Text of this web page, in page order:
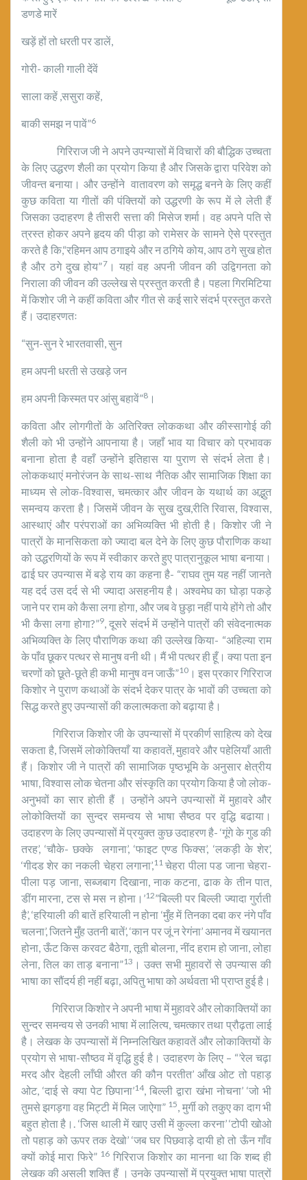
डणडे मारें
खड़ें हों तो धरती पर डालें,
गोरी- काली गाली देंवें
साला कहें ,ससुरा कहें,
बाकी समझ न पावें”6
गिरिराज जी ने अपने उपन्यासों में विचारों की बौद्धिक उच्चता
के लिए उद्धरण शैली का प्रयोग किया है और जिसके द्वारा परिवेश को
जीवन्त बनाया। और उन्होंने वातावरण को समृद्ध बनने के लिए कहीं
कुछ कविता या गीतों की पंक्तियों को उद्धरणी के रूप में ले लेती हैं
जिसका उदाहरण है तीसरी सत्ता की मिसेज शर्मा। वह अपने पति से
त्रस्त होकर अपने हृदय की पीड़ा को रामेसर के सामने ऐसे प्रस्तुत
करते है कि,“रहिमन आप ठगाइये और न ठगिये कोय, आप ठगे सुख होत
है और ठगे दुख होय”7। यहां वह अपनी जीवन की उद्विगनता को
निराला की जीवन की उल्लेख से प्रस्तुत करती है। पहला गिरमिटिया
में किशोर जी ने कहीं कविता और गीत से कई सारे संदर्भ प्रस्तुत करते
हैं। उदाहरणतः
“सुन-सुन रे भारतवासी, सुन
हम अपनी धरती से उखड़े जन
हम अपनी किस्मत पर आंसु बहावें”8 ।
कविता और लोगगीतों के अतिरिक्त लोककथा और कीस्सागोई की
शैली को भी उन्होंने आपनाया है। जहाँ भाव या विचार को प्रभावक
बनाना होता है वहाँ उन्होंने इतिहास या पुराण से संदर्भ लेता है।
लोककथाएं मनोरंजन के साथ-साथ नैतिक और सामाजिक शिक्षा का
माध्यम से लोक-विश्वास, चमत्कार और जीवन के यथार्थ का अद्भुत
समन्वय करता है। जिसमें जीवन के सुख दुख,रीति रिवास, विश्वास,
आस्थाएं और परंपराओं का अभिव्यक्ति भी होती है। किशोर जी ने
पात्रों के मानसिकता को ज्यादा बल देने के लिए कुछ पौराणिक कथा
को उद्धरणियों के रूप में स्वीकार करते हुए पात्रानुकूल भाषा बनाया।
ढाई घर उपन्यास में बड़े राय का कहना है- “राघव तुम यह नहीं जानते
यह दर्द उस दर्द से भी ज्यादा असहनीय है। अश्वमेघ का घोड़ा पकड़े
जाने पर राम को कैसा लगा होगा, और जब वे छुड़ा नहीं पाये होंगे तो और
भी कैसा लगा होगा?”9, दूसरे संदर्भ में उन्होंने पात्रों की संवेदनात्मक
अभिव्यक्ति के लिए पौराणिक कथा की उल्लेख किया- “अहिल्या राम
के पाँव छूकर पत्थर से मानुष वनी थी। मैं भी पत्थर ही हूँ। क्या पता इन
चरणों को छूते-छूते ही कभी मानुष वन जाऊँ”10। इस प्रकार गिरिराज
किशोर ने पुराण कथाओं के संदर्भ देकर पात्र के भावों की उच्चता को
सिद्ध करते हुए उपन्यासों की कलात्मकता को बढ़ाया है।
गिरिराज किशोर जी के उपन्यासों में प्रकीर्ण साहित्य को देख
सकता है, जिसमें लोकोक्तियाँ या कहावतें, मुहावरे और पहेलियाँ आती
हैं। किशोर जी ने पात्रों की सामाजिक पृष्ठभूमि के अनुसार क्षेत्रीय
भाषा, विश्वास लोक चेतना और संस्कृति का प्रयोग किया है जो लोक-
अनुभवों का सार होती हैं । उन्होंने अपने उपन्यासों में मुहावरे और
लोकोक्तियों का सुन्दर समन्वय से भाषा सैष्ठव पर वृद्धि बढाया।
उदाहरण के लिए उपन्यासों में प्रयुक्त कुछ उदाहरण है- ‘गूंगे के गुड की
तरह’, ‘चौके- छक्के लगाना’, ‘फाइट एण्ड फिक्स’, ‘लकड़ी के शेर’,
‘गीदड शेर का नकली चेहरा लगाना’, 11चेहरा पीला पड जाना चेहरा-
पीला पड़ जाना, सब्जबाग दिखाना, नाक कटना, ढाक के तीन पात,
डींग मारना, टस से मस न होना।’12”बिल्ली पर बिल्ली ज्यादा गुर्राती
है’, ‘हरियाली की बातें हरियाली न होना ‘मुँह में तिनका दबा कर नंगे पाँव
चलना’, जितने मुँह उतनी बातें’, ‘कान पर जूं न रेगंना’ अमानव में खयानत
होना, ऊँट किस करवट बैठेगा, तूती बोलना, नींद हराम हो जाना, लोहा
लेना, तिल का ताड़ बनाना”13 । उक्त सभी मुहावरों से उपन्यास की
भाषा का सौंदर्य ही नहीं बढ़ा, अपितु भाषा को अर्थवता भी प्राप्त हुई है।
गिरिराज किशोर ने अपनी भाषा में मुहावरे और लोकाक्तियों का
सुन्दर समन्वय से उनकी भाषा में लालित्य, चमत्कार तथा प्रौढ़ता लाई
है। लेखक के उपन्यासों में निम्नलिखित कहावतें और लोकाक्तियों के
प्रयोग से भाषा-सौष्ठव में वृद्धि हुई है। उदाहरण के लिए – “’रेल चढ़ा
मरद और देहली लाँघी औरत की कौन परतीत’ आँख ओट तो पहाड़
ओट, ‘दाई से क्या पेट छिपाना’14, बिल्ली द्वारा खंभा नोचना’ ‘जो भी
तुमसे झगड़गा वह मिट्टी में मिल जाऐगा” 15 , मुर्गी को तकुए का दाग भी
बहुत होता है।. ‘जिस थाली में खाए उसी में कुल्ला करना’ ‘टोपी खोओ
तो पहाड़ को ऊपर तक देखो’ ‘जब घर पिछवाड़े दायी हो तो ऊँन गाँव
क्यों कोई मारा फिरे” 16 गिरिराज किशोर का मानना था कि शब्द ही
लेखक की असली शक्ति हैं । उनके उपन्यासों में प्रयुक्त भाषा पात्रों